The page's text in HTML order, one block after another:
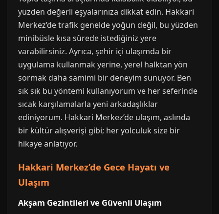
yüzden değerli eşyalarınıza dikkat edin. Hakkari
Merkez’de trafik genelde yoğun değil, bu yüzden
minibüsle kısa sürede istediğiniz yere
varabilirsiniz. Ayrıca, şehir içi ulaşımda bir
uygulama kullanmak yerine, yerel halktan yön
sormak daha samimi bir deneyim sunuyor. Ben
sık sık bu yöntemi kullanıyorum ve her seferinde
sıcak karşılamalarla yeni arkadaşlıklar
ediniyorum. Hakkari Merkez’de ulaşım, aslında
bir kültür alışverişi gibi; her yolculuk size bir
hikaye anlatıyor.
Hakkari Merkez’de Gece Hayatı ve
Ulaşım
Akşam Gezintileri ve Güvenli Ulaşım